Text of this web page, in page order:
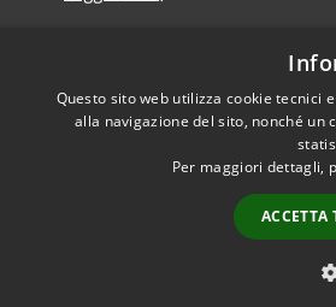
Questo sito web utilizza cookie tecnici
alla navigazione del sito, nonché
Per maggiori dettagli,
ACCETTA